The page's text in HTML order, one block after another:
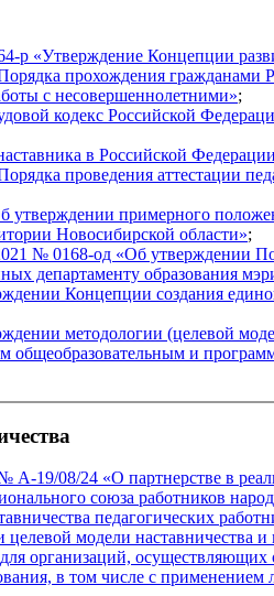
«Утверждение Концепции
прохождения гражданами
с несовершеннолетними»;
кодекс Российской
в Российской
проведения аттестации
примерного
Новосибирской области»;
№ 0168-од «Об утверждении
департаменту образования
Концепции создания
методологии (целевой
общеобразовательным и
19/08/24 «О партнерстве в
союза работников
педагогических
модели наставничества
организаций,
в том числе с